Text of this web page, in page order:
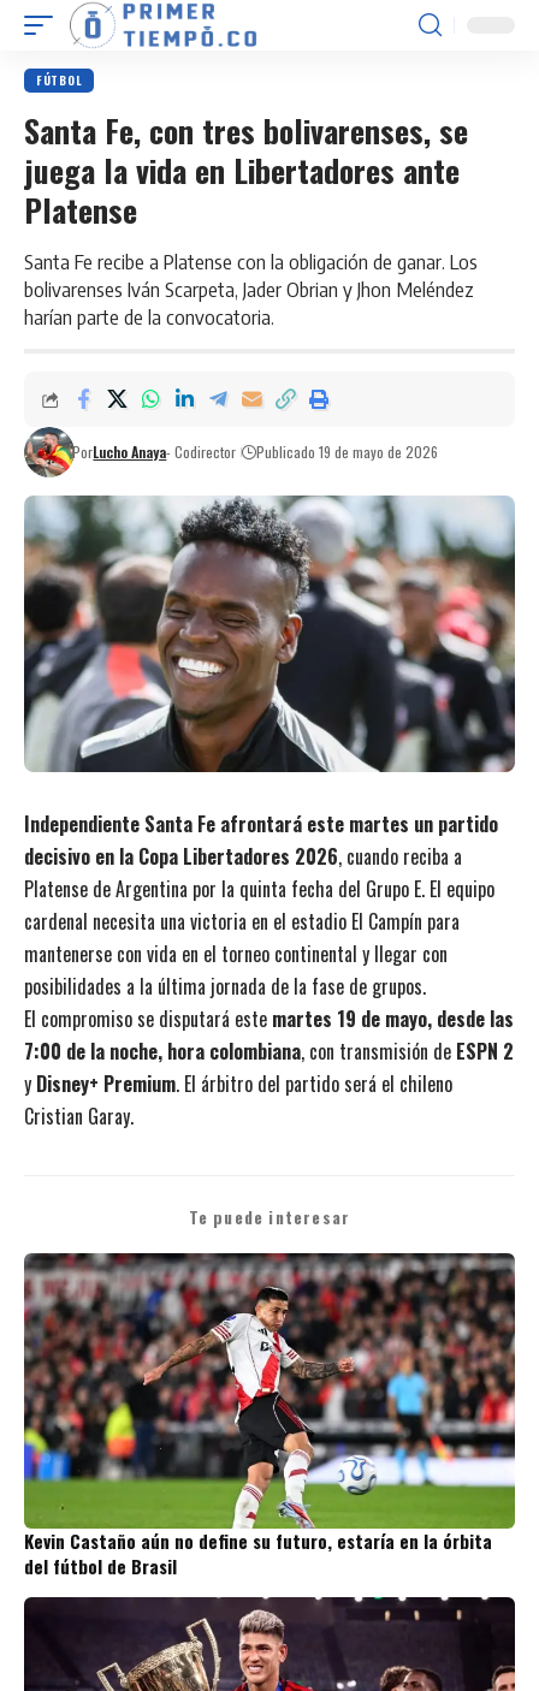
FÚTBOL
Santa Fe, con tres bolivarenses, se
juega la vida en Libertadores ante
Platense
Santa Fe recibe a Platense con la obligación de ganar. Los
bolivarenses Iván Scarpeta, Jader Obrian y Jhon Meléndez
harían parte de la convocatoria.
PorLucho Anaya- Codirector Publicado 19 de mayo de 2026
Independiente Santa Fe afrontará este martes un partido
decisivo en la Copa Libertadores 2026, cuando reciba a
Platense de Argentina por la quinta fecha del Grupo E. El equipo
cardenal necesita una victoria en el estadio El Campín para
mantenerse con vida en el torneo continental y llegar con
posibilidades a la última jornada de la fase de grupos.
El compromiso se disputará este martes 19 de mayo, desde las
7:00 de la noche, hora colombiana, con transmisión de ESPN 2
y Disney+ Premium. El árbitro del partido será el chileno
Cristian Garay.
Te puede interesar
Kevin Castaño aún no define su futuro, estaría en la órbita
del fútbol de Brasil